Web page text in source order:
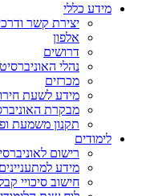
מידע כללי
יצירת קשר
אלפון
דרושים
נהלי
מכרזים
מידע לשעת
מבקרת
תקנון משמעת
לימודים
רישום
מידע
חישוב סיכויי